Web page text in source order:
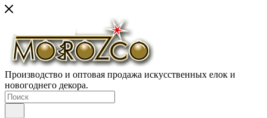
Производство и оптовая продажа искусственных елок и
новогоднего декора.